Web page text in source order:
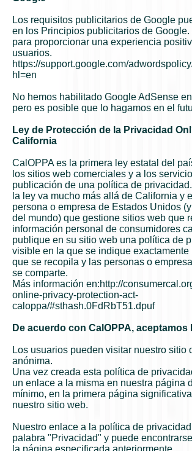
Los requisitos publicitarios de Google
en los Principios publicitarios de Google.
para proporcionar una experiencia
usuarios.
https://support.google.com/
hl=en
No hemos habilitado Google AdSense
pero es posible que lo hagamos en el
Ley de Protección de la Privacidad
California
CalOPPA es la primera ley estatal del
los sitios web comerciales y a los
publicación de una política de
la ley va mucho más allá de California y
persona o empresa de Estados Unidos
del mundo) que gestione sitios web que
información personal de consumidores
publique en su sitio web una política de
visible en la que se indique exactamente
que se recopila y las personas o
se comparte.
Más información en:http://
online-privacy-protection-act-
caloppa/#sthash.0FdRbT51.dpuf
De acuerdo con CalOPPA, aceptamos
Los usuarios pueden visitar nuestro sitio
anónima.
Una vez creada esta política de
un enlace a la misma en nuestra página
mínimo, en la primera página
nuestro sitio web.
Nuestro enlace a la política de
palabra "Privacidad" y puede
la página especificada anteriormente.